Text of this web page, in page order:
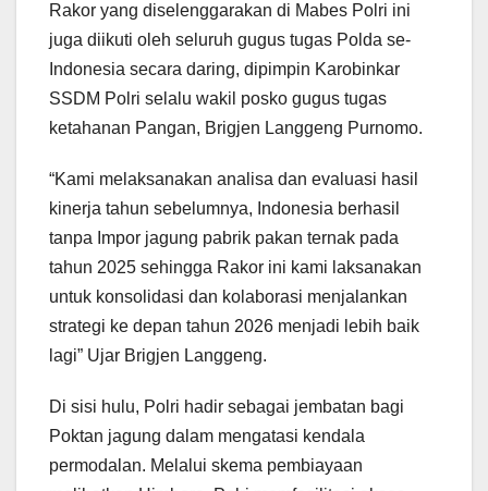
Rakor yang diselenggarakan di Mabes Polri ini
juga diikuti oleh seluruh gugus tugas Polda se-
Indonesia secara daring, dipimpin Karobinkar
SSDM Polri selalu wakil posko gugus tugas
ketahanan Pangan, Brigjen Langgeng Purnomo.
“Kami melaksanakan analisa dan evaluasi hasil
kinerja tahun sebelumnya, Indonesia berhasil
tanpa Impor jagung pabrik pakan ternak pada
tahun 2025 sehingga Rakor ini kami laksanakan
untuk konsolidasi dan kolaborasi menjalankan
strategi ke depan tahun 2026 menjadi lebih baik
lagi” Ujar Brigjen Langgeng.
Di sisi hulu, Polri hadir sebagai jembatan bagi
Poktan jagung dalam mengatasi kendala
permodalan. Melalui skema pembiayaan